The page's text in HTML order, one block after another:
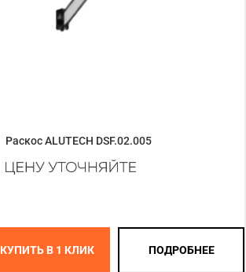
Раскос ALUTECH DSF.02.005
КУПИТЬ В 1 КЛИК ПОДРОБНЕЕ